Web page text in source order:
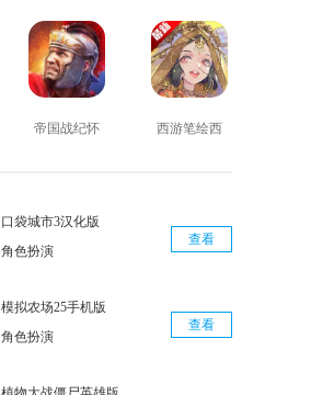
2008安卓版
查看
世纪免费版
查看
帝国战纪怀
西游笔绘西
口袋城市3汉化版
角色扮演
查看
模拟农场25手机版
角色扮演
查看